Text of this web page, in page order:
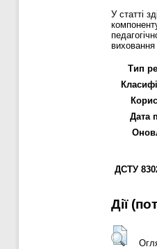
У статті
виховання
Тип
Дата
ДСТУ
Дії